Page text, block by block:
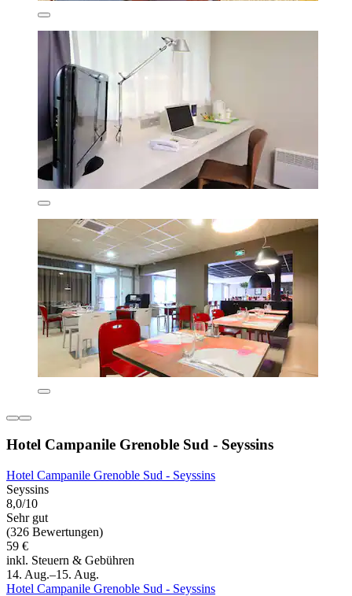
Hotel Campanile Grenoble Sud - Seyssins
Hotel Campanile Grenoble Sud - Seyssins
Seyssins
8,0/10
Sehr gut
(326 Bewertungen)
59 €
inkl. Steuern & Gebühren
14. Aug.–15. Aug.
Hotel Campanile Grenoble Sud - Seyssins